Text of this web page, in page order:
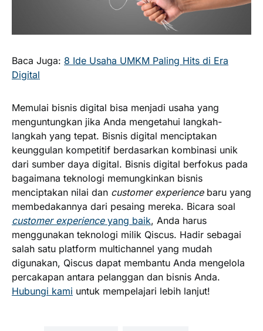
Baca Juga: 8 Ide Usaha UMKM Paling Hits di Era
Digital
Memulai bisnis digital bisa menjadi usaha yang
menguntungkan jika Anda mengetahui langkah-
langkah yang tepat. Bisnis digital menciptakan
keunggulan kompetitif berdasarkan kombinasi unik
dari sumber daya digital. Bisnis digital berfokus pada
bagaimana teknologi memungkinkan bisnis
menciptakan nilai dan customer experiencebaru yang
membedakannya dari pesaing mereka. Bicara soal
customer experienceyang baik, Anda harus
menggunakan teknologi milik Qiscus. Hadir sebagai
salah satu platform multichannel yang mudah
digunakan, Qiscus dapat membantu Anda mengelola
percakapan antara pelanggan dan bisnis Anda.
Hubungi kami untuk mempelajari lebih lanjut!